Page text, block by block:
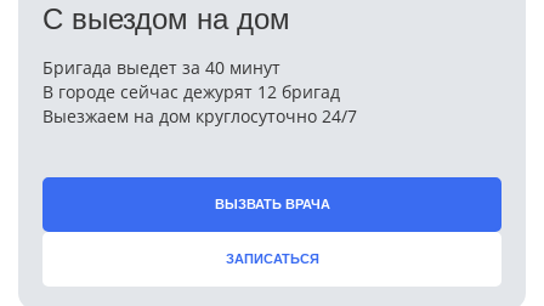
С выездом на дом
Бригада выедет за 40 минут
В городе сейчас дежурят 12 бригад
Выезжаем на дом круглосуточно 24/7
ВЫЗВАТЬ ВРАЧА
ЗАПИСАТЬСЯ